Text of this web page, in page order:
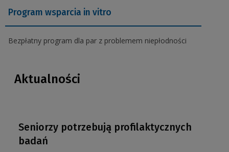
Program wsparcia in vitro
Bezpłatny program dla par z problemem niepłodności
Aktualności
Seniorzy potrzebują profilaktycznych
badań